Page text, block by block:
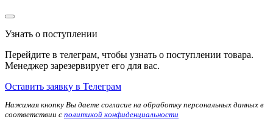
Узнать о поступлении
Перейдите в телеграм, чтобы узнать о поступлении товара.
Менеджер зарезервирует его для вас.
Оставить заявку в Телеграм
Нажимая кнопку Вы даете согласие на обработку персональных данных в
соответствии с политикой конфиденциальности